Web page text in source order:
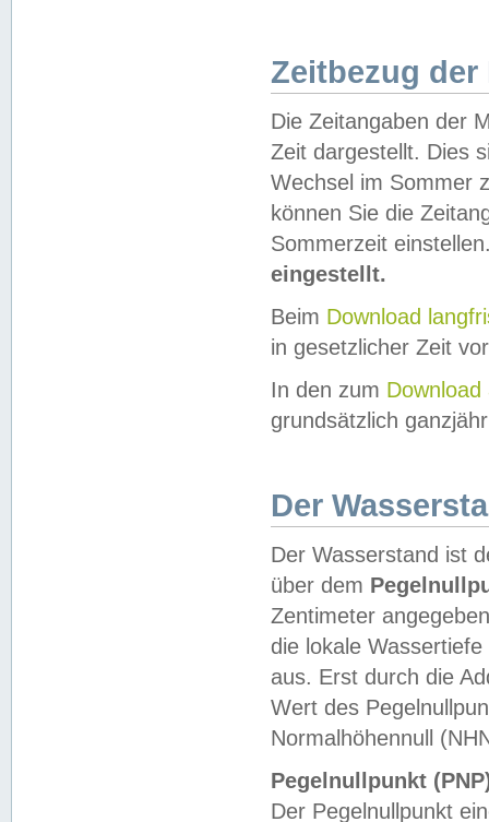
Zeitbezug der
Die Zeitangaben der
Zeit dargestellt. Dies
Wechsel im Sommer
können Sie die
Sommerzeit
eingestellt.
Beim Download
in gesetzlicher Zeit
In den zum Download
grundsätzlich
Der
Der Wasserstand ist
über dem
Zentimeter
die lokale
aus. Erst durch die
Wert des
Normalhöhennull
Pegelnullpunkt
Der Pegelnullpunkt